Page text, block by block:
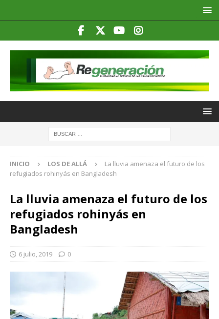
INICIO LOS DE ALLÁ
La lluvia amenaza el futuro de los
refugiados rohinyás en Bangladesh
La lluvia amenaza el futuro de los
refugiados rohinyás en
Bangladesh
6 julio, 2019 0